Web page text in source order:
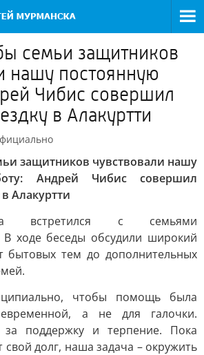
семьи защитников
нашу постоянную
Чибис совершил
в Алакуртти
защитников чувствовали нашу
Андрей Чибис совершил
Алакуртти
встретился с семьями
В ходе беседы обсудили широкий
бытовых тем до дополнительных
чтобы помощь была
а не для галочки.
поддержку и терпение. Пока
долг, наша задача – окружить